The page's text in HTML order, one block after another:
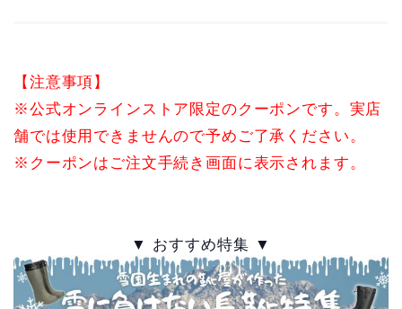
【注意事項】
※公式オンラインストア限定のクーポンです。実店
舗では使用できませんので予めご了承ください。
※クーポンはご注文手続き画面に表示されます。
▼ おすすめ特集 ▼